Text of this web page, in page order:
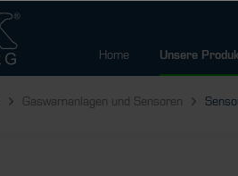
Home Unsere
Gaswarnanlagen und Sensoren